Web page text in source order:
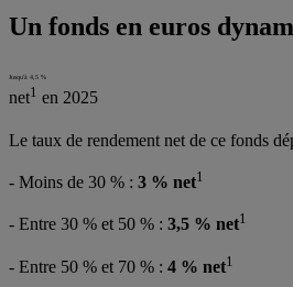
Un fonds en euros
Jusqu'à 4,5 %
net1 en 2025
Le taux de rendement net de ce fonds
- Moins de 30 % : 3 % net1
- Entre 30 % et 50 % : 3,5 % net1
- Entre 50 % et 70 % : 4 % net1